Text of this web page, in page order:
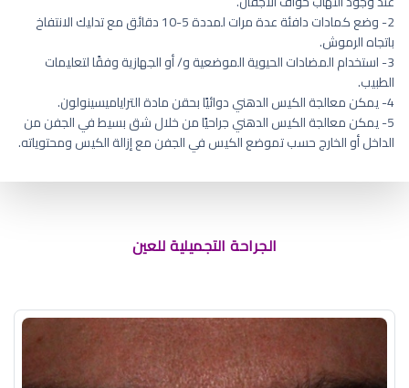
2- وضع كمادات دافئة عدة مرات لمددة 5-10 دقائق مع تدليك الانتفاخ
باتجاه الرموش.
3- استخدام المضادات الحيوية الموضعية و/ أو الجهازية وفقًا لتعليمات
الطبيب.
4- يمكن معالجة الكيس الدهني دوائيًا بحقن مادة التراياميسينولون.
5- يمكن معالجة الكيس الدهني جراحيًا من خلال شق بسيط في الجفن من
الداخل أو الخارج حسب تموضع الكيس في الجفن مع إزالة الكيس ومحتوياته.
عمليات تجميل العيون
الجراحة التجميلية للعين